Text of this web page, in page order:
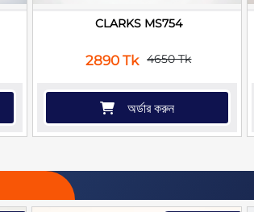
CLARKS MS754
2890 Tk 4650 Tk
অর্ডার করুন